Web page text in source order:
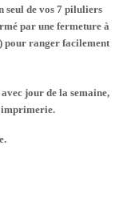
seul de vos 7 piluliers
par une fermeture à
pour ranger facilement
avec jour de la semaine,